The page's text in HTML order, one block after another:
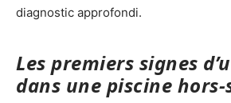
diagnostic approfondi.
Les premiers signes
dans une piscine